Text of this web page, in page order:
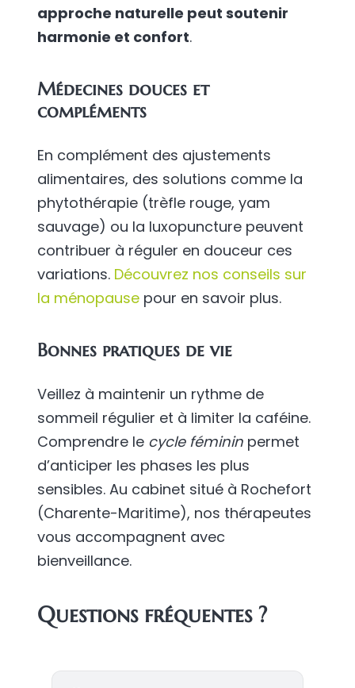
approche naturelle peut soutenir
harmonie et confort.
Médecines douces et
compléments
En complément des ajustements
alimentaires, des solutions comme la
phytothérapie (trèfle rouge, yam
sauvage) ou la luxopuncture peuvent
contribuer à réguler en douceur ces
variations. Découvrez nos conseils sur
la ménopause pour en savoir plus.
Bonnes pratiques de vie
Veillez à maintenir un rythme de
sommeil régulier et à limiter la caféine.
Comprendre le cycle féminin permet
d’anticiper les phases les plus
sensibles. Au cabinet situé à Rochefort
(Charente-Maritime), nos thérapeutes
vous accompagnent avec
bienveillance.
Questions fréquentes ?